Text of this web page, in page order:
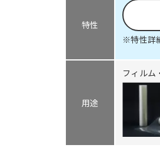
特性
※特性詳
用途
フィルム